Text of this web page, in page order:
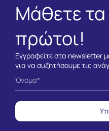
Μάθετε τα
πρώτοι!
Εγγραφείτε στα newsletter
για να συζητήσουμε τις